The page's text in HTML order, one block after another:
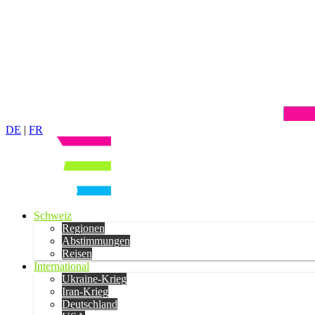
DE | FR
Schweiz
Regionen
Abstimmungen
Reisen
International
Ukraine-Krieg
Iran-Krieg
Deutschland